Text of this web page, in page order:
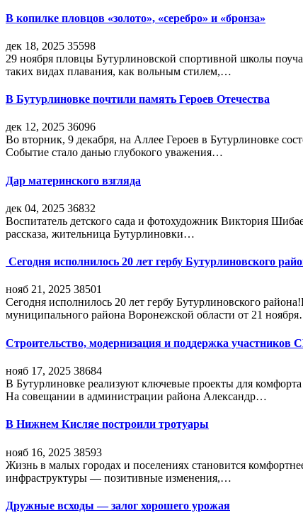
В копилке пловцов «золото», «серебро» и «бронза»
дек 18, 2025 35598
29 ноября пловцы Бутурлиновской спортивной школы
таких видах плавания, как вольным стилем,…
В Бутурлиновке почтили память Героев Отечества
дек 12, 2025 36096
Во вторник, 9 декабря, на Аллее Героев в Бутурлиновке
Событие стало данью глубокого уважения…
Дар материнского взгляда
дек 04, 2025 36832
Воспитатель детского сада и фотохудожник Виктория
рассказа, жительница Бутурлиновки…
Сегодня исполнилось 20 лет гербу Бутурлиновского
нояб 21, 2025 38501
Сегодня исполнилось 20 лет гербу Бутурлиновского
муниципального района Воронежской области от 21
Строительство, модернизация и поддержка участников
нояб 17, 2025 38684
В Бутурлиновке реализуют ключевые проекты для
На совещании в администрации района Александр…
В Нижнем Кисляе построили тротуары
нояб 16, 2025 38593
Жизнь в малых городах и поселениях становится
инфраструктуры — позитивные изменения,…
Дружные всходы — залог хорошего урожая